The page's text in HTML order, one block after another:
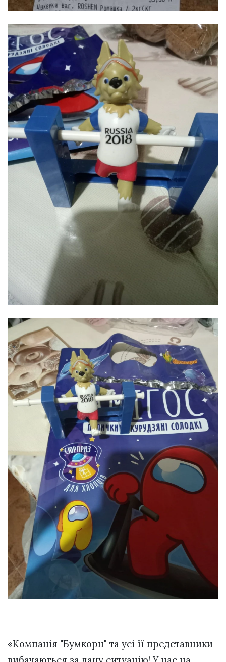
«Компанія "Бумкорн" та усі її представники